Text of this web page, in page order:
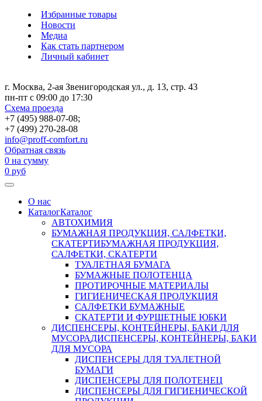
Избранные товары
Новости
Медиа
Как стать партнером
Личный кабинет
г. Москва, 2-ая Звенигородская ул., д. 13, стр. 43
пн-пт с 09:00 до 17:30
Схема проезда
+7 (495) 988-07-08;
+7 (499) 270-28-08
info@proff-comfort.ru
Обратная связь
0 на сумму
0 руб
О нас
КаталогКаталог
АВТОХИМИЯ
БУМАЖНАЯ ПРОДУКЦИЯ, САЛФЕТКИ,
СКАТЕРТИБУМАЖНАЯ ПРОДУКЦИЯ,
САЛФЕТКИ, СКАТЕРТИ
ТУАЛЕТНАЯ БУМАГА
БУМАЖНЫЕ ПОЛОТЕНЦА
ПРОТИРОЧНЫЕ МАТЕРИАЛЫ
ГИГИЕНИЧЕСКАЯ ПРОДУКЦИЯ
САЛФЕТКИ БУМАЖНЫЕ
СКАТЕРТИ И ФУРШЕТНЫЕ ЮБКИ
ДИСПЕНСЕРЫ, КОНТЕЙНЕРЫ, БАКИ ДЛЯ
МУСОРАДИСПЕНСЕРЫ, КОНТЕЙНЕРЫ, БАКИ
ДЛЯ МУСОРА
ДИСПЕНСЕРЫ ДЛЯ ТУАЛЕТНОЙ
БУМАГИ
ДИСПЕНСЕРЫ ДЛЯ ПОЛОТЕНЕЦ
ДИСПЕНСЕРЫ ДЛЯ ГИГИЕНИЧЕСКОЙ